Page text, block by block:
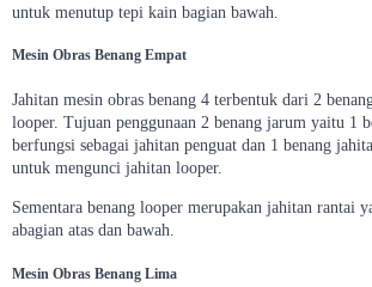
untuk menutup tepi kain bagian bawah.
Mesin Obras Benang Empat
Jahitan mesin obras benang 4 terbentuk dari 2
looper. Tujuan penggunaan 2 benang jarum yaitu 1
berfungsi sebagai jahitan penguat dan 1 benang
untuk mengunci jahitan looper.
Sementara benang looper merupakan jahitan rantai
abagian atas dan bawah.
Mesin Obras Benang Lima